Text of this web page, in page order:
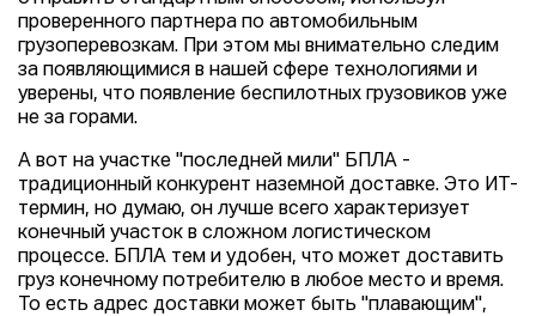
проверенного партнера по автомобильным
грузоперевозкам. При этом мы внимательно следим
за появляющимися в нашей сфере технологиями и
уверены, что появление беспилотных грузовиков уже
не за горами.
А вот на участке "последней мили" БПЛА -
традиционный конкурент наземной доставке. Это ИТ-
термин, но думаю, он лучше всего характеризует
конечный участок в сложном логистическом
процессе. БПЛА тем и удобен, что может доставить
груз конечному потребителю в любое место и время.
То есть адрес доставки может быть "плавающим",